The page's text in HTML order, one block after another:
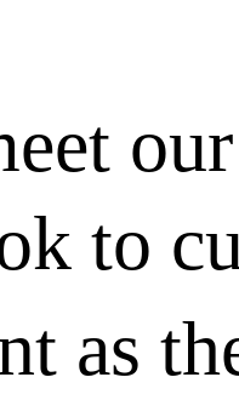
our
to
as